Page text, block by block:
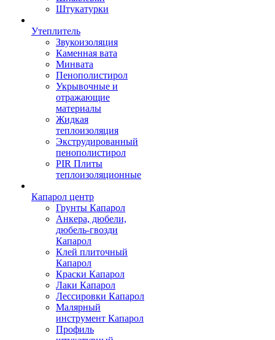
Штукатурки
Утеплитель
Звукоизоляция
Каменная вата
Минвата
Пенополистирол
Укрывочные и
отражающие
материалы
Жидкая
теплоизоляция
Экструдированный
пенополистирол
PIR Плиты
теплоизоляционные
Капарол центр
Грунты Капарол
Анкера, дюбели,
дюбель-гвозди
Капарол
Клей плиточный
Капарол
Краски Капарол
Лаки Капарол
Лессировки Капарол
Малярный
инструмент Капарол
Профиль